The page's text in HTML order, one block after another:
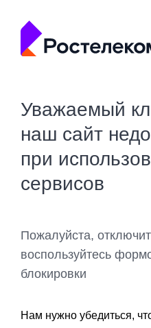
Уважаемый
наш сайт
при
сервисов
Пожалуйста,
воспользуйтесь
блокировки
Нам нужно убедиться,